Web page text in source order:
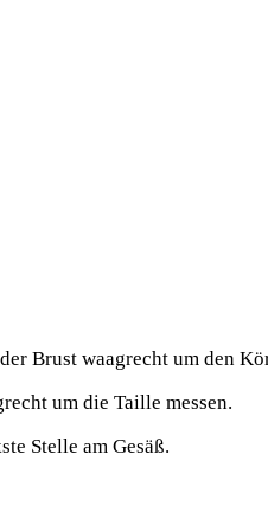
Brust waag­recht um den
um die Tail­le messen.
Stel­le am Gesäß.